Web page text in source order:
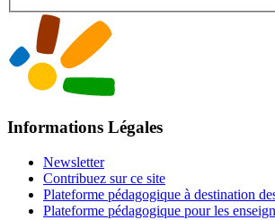
Informations Légales
Newsletter
Contribuez sur ce site
Plateforme pédagogique à destination
Plateforme pédagogique pour les